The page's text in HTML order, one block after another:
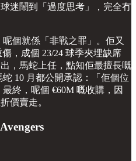
迷鬧到「過度思考」，完全冇
呢個就係「非戰之罪」。佢又
，成個 23/24 球季夾埋缺席
，馬蛇上任，點知佢最擅長嘅
10 月都公開承認：「佢個位
終，呢個 €60M 嘅收購，因
價賣走。